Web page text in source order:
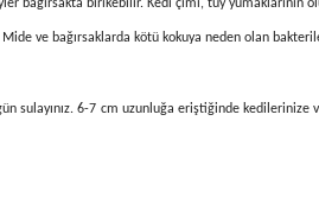
bağırsakta birikebilir. Kedi çimi, tüy yumaklarının
ve bağırsaklarda kötü kokuya neden olan
sulayınız. 6-7 cm uzunluğa eriştiğinde